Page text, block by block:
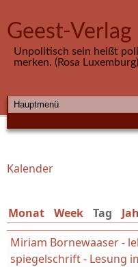
Geest-Verlag
Unpolitisch sein heißt
merken. (Rosa Luxemburg)
HAUPTMENÜ
Sie sind hier
Kalender
Monat Week Tag
Miriam Bornewaaser -
spiegelschrift - Lesung